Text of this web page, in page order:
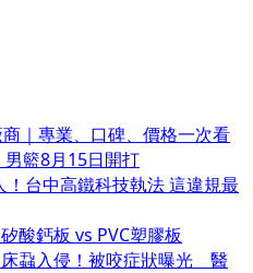
｜專業、口碑、價格一次看
籃8月15日開打
台中高鐵科技執法 這違規最
酸鈣板 vs PVC塑膠板
蝨入侵！被咬症狀曝光 醫